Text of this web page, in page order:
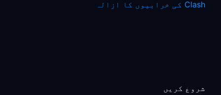
Clash کی خرابیوں کا ازالہ
شروع کریں